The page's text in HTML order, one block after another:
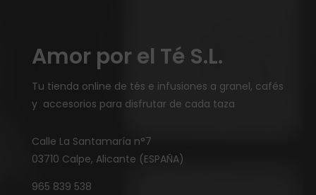
Amor por el Té S.L.
Tu tienda online de tés e infusiones a granel, cafés
y accesorios para disfrutar de cada taza
Calle La Santamaría n°7
03710 Calpe, Alicante (ESPAÑA)
965 839 538